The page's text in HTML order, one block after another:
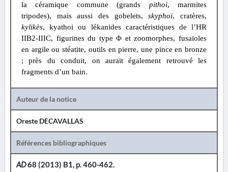
la céramique commune (grands pithoi, marmites
tripodes), mais aussi des gobelets,skyphoi, cratères,
kylikès, kyathoi ou lékanides caractéristiques de l’HR
IIB2-IIIC, figurines du typeΦ et zoomorphes, fusaïoles
en argile ou stéatite, outils en pierre, une pince en bronze
; près du conduit, on aurait également retrouvé les
fragments d’un bain.
Auteur de la notice
Oreste DECAVALLAS
Références bibliographiques
AD68 (2013) B1, p. 460-462.